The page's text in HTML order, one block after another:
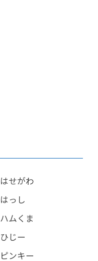
はせがわ
はっし
ハムくま
ひじー
ピンキー